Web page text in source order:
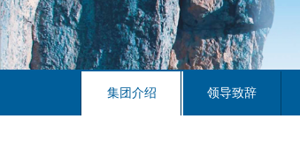
集团介绍 领导致辞